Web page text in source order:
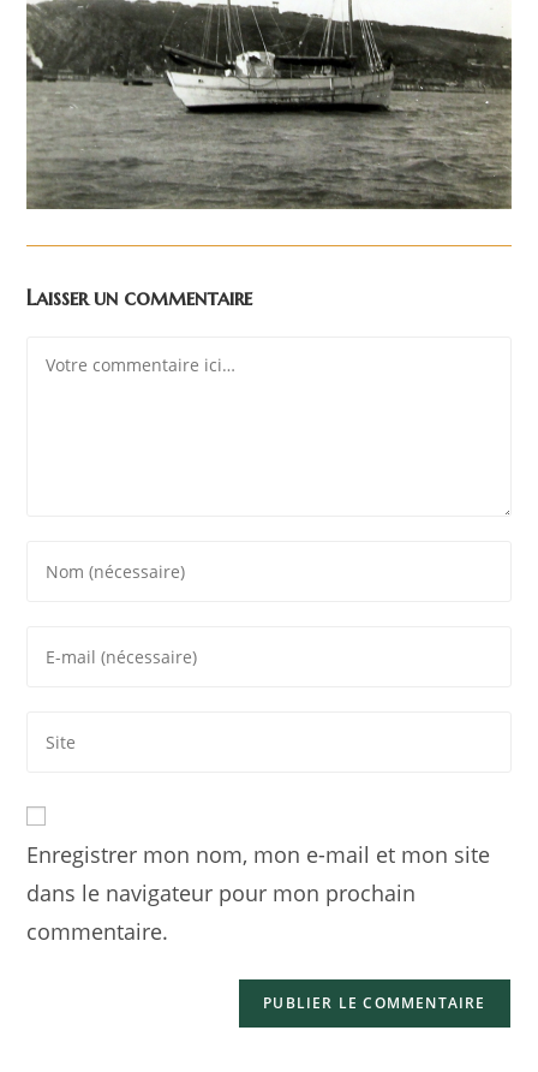
Laisser un commentaire
Enregistrer mon nom, mon e-mail et mon site
dans le navigateur pour mon prochain
commentaire.